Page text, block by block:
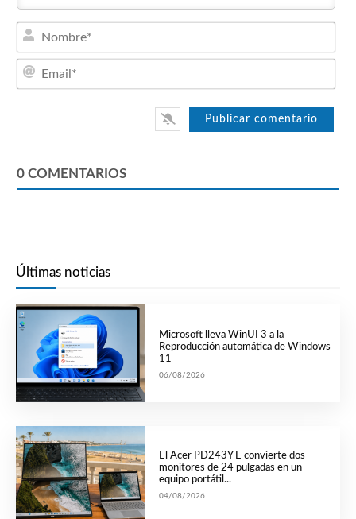
0 COMENTARIOS
Últimas noticias
Microsoft lleva WinUI 3 a la
Reproducción automática de Windows
11
06/08/2026
El Acer PD243Y E convierte dos
monitores de 24 pulgadas en un
equipo portátil...
04/08/2026